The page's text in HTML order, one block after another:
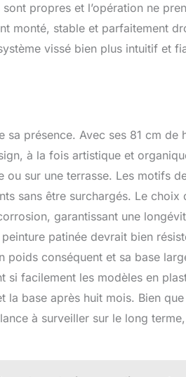
propres et l’opération ne
monté, stable et parfaitement
vissé bien plus intuitif et
présence. Avec ses 81 cm de
à la fois artistique et
ou sur une terrasse. Les motifs
sans être surchargés. Le choix
garantissant une
patinée devrait bien
poids conséquent et sa base
si facilement les modèles en
la base après huit mois. Bien
à surveiller sur le long